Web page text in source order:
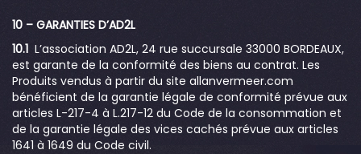
10 – GARANTIES D’AD2L
10.1 L’association AD2L, 24 rue succursale 33000 BORDEAUX,
est garante de la conformité des biens au contrat. Les
Produits vendus à partir du site allanvermeer.com
bénéficient de la garantie légale de conformité prévue aux
articles L-217-4 à L.217-12 du Code de la consommation et
de la garantie légale des vices cachés prévue aux articles
1641 à 1649 du Code civil.